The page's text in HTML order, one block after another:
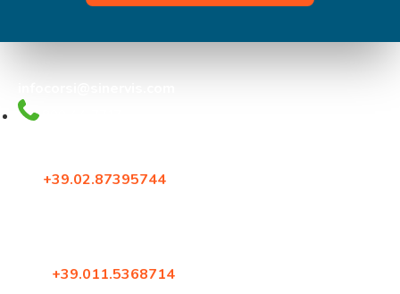
+39.02.87395744
+39.011.5368714